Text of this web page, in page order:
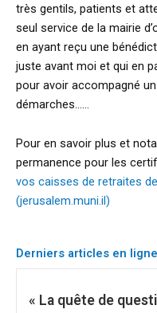
très gentils, patients et
seul service de la mairie
en ayant reçu une
juste avant moi et qui en
pour avoir accompagné
démarches……
Pour en savoir plus et
permanence pour les
vos caisses de retraites
(jerusalem.muni.il)
Derniers articles en ligne
« La quête de